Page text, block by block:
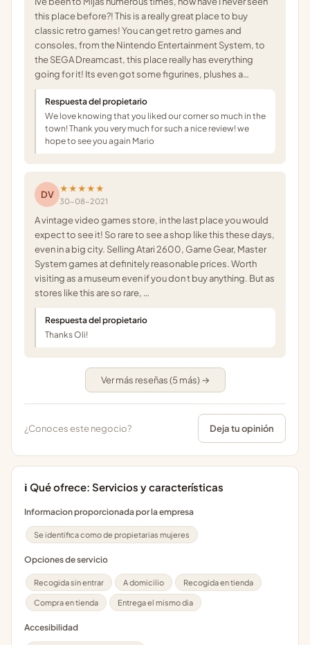
this place before?! This is a really great place to buy
classic retro games! You can get retro games and
consoles, from the Nintendo Entertainment System, to
the SEGA Dreamcast, this place really has everything
going for it! Its even got some figurines, plushes a…
Respuesta del propietario
We love knowing that you liked our corner so much in the
town! Thank you very much for such a nice review! we
hope to see you again Mario
DV
★★★★★
30-08-2021
A vintage video games store, in the last place you would
expect to see it! So rare to see a shop like this these days,
even in a big city. Selling Atari 2600, Game Gear, Master
System games at definitely reasonable prices. Worth
visiting as a museum even if you don t buy anything. But as
stores like this are so rare, …
Respuesta del propietario
Thanks Oli!
Ver más reseñas (5 más) →
¿Conoces este negocio? Deja tu opinión
ℹ️ Qué ofrece: Servicios y características
Informacion proporcionada por la empresa
Se identifica como de propietarias mujeres
Opciones de servicio
Recogida sin entrar A domicilio Recogida en tienda
Compra en tienda Entrega el mismo dia
Accesibilidad